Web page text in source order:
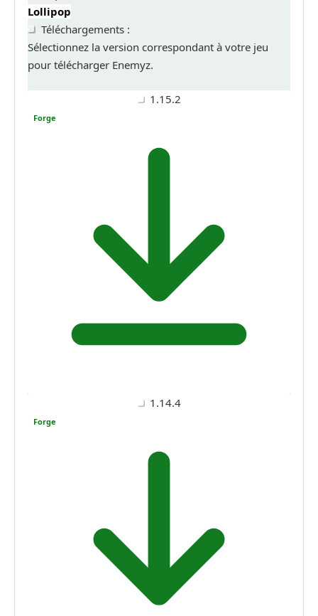
Lollipop
Téléchargements :
Sélectionnez la version correspondant à votre jeu
pour télécharger Enemyz.
1.15.2
Forge
1.14.4
Forge